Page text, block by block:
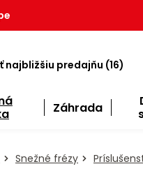
najbližšiu predajňu (16)
Záhrada
Snežné frézy